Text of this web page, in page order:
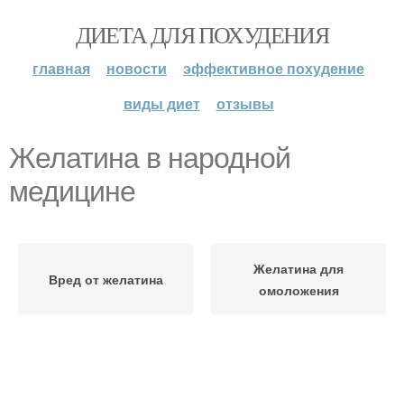
ДИЕТА ДЛЯ ПОХУДЕНИЯ
главная новости
эффективное похудение
виды диет
отзывы
Желатина в народной
медицине
Вред от желатина
Желатина для
омоложения